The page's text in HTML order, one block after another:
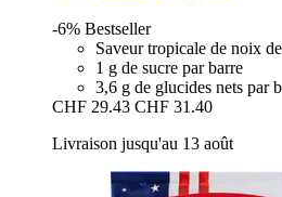
-6% Bestseller
Saveur tropicale de noix
1 g de sucre par barre
3,6 g de glucides nets par
CHF 29.43 CHF 31.40
Livraison jusqu'au 13 août